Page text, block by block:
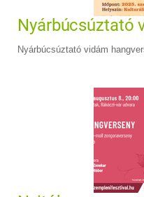
Nyárbúcsúztató
Nyárbúcsúztató vidám